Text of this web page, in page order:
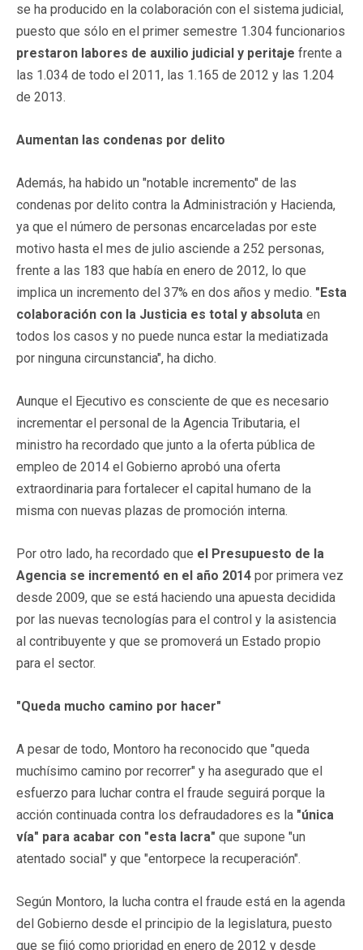
se ha producido en la colaboración con el sistema judicial,
puesto que sólo en el primer semestre 1.304 funcionarios
prestaron labores de auxilio judicial y peritaje frente a
las 1.034 de todo el 2011, las 1.165 de 2012 y las 1.204
de 2013.
Aumentan las condenas por delito
Además, ha habido un "notable incremento" de las
condenas por delito contra la Administración y Hacienda,
ya que el número de personas encarceladas por este
motivo hasta el mes de julio asciende a 252 personas,
frente a las 183 que había en enero de 2012, lo que
implica un incremento del 37% en dos años y medio. "Esta
colaboración con la Justicia es total y absoluta en
todos los casos y no puede nunca estar la mediatizada
por ninguna circunstancia", ha dicho.
Aunque el Ejecutivo es consciente de que es necesario
incrementar el personal de la Agencia Tributaria, el
ministro ha recordado que junto a la oferta pública de
empleo de 2014 el Gobierno aprobó una oferta
extraordinaria para fortalecer el capital humano de la
misma con nuevas plazas de promoción interna.
Por otro lado, ha recordado que el Presupuesto de la
Agencia se incrementó en el año 2014 por primera vez
desde 2009, que se está haciendo una apuesta decidida
por las nuevas tecnologías para el control y la asistencia
al contribuyente y que se promoverá un Estado propio
para el sector.
"Queda mucho camino por hacer"
A pesar de todo, Montoro ha reconocido que "queda
muchísimo camino por recorrer" y ha asegurado que el
esfuerzo para luchar contra el fraude seguirá porque la
acción continuada contra los defraudadores es la "única
vía" para acabar con "esta lacra" que supone "un
atentado social" y que "entorpece la recuperación".
Según Montoro, la lucha contra el fraude está en la agenda
del Gobierno desde el principio de la legislatura, puesto
que se fijó como prioridad en enero de 2012 y desde